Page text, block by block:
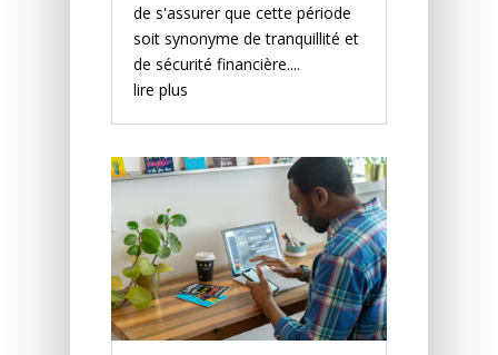
de s'assurer que cette période
soit synonyme de tranquillité et
de sécurité financière....
lire plus